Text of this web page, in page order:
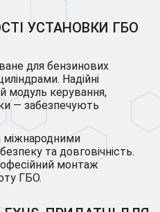
УСТАНОВКИ ГБО
для бензинових
Надійні
модуль керування,
— забезпечують
міжнародними
та довговічність.
монтаж
ГБО.